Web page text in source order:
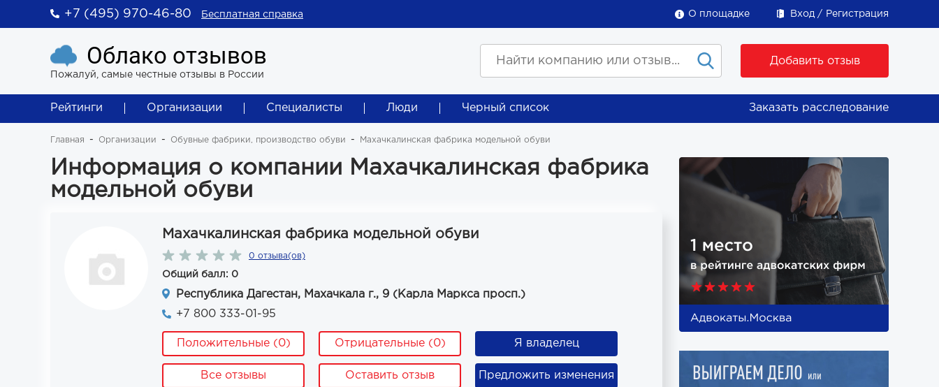
+7 (495) 970-46-80 Бесплатная справка О площадке Вход Регистрация
Облако отзывов
Пожалуй, самые честные отзывы в России
Добавить отзыв
Рейтинги Организации Специалисты Люди Черный список Заказать расследование
Главная Организации Обувные фабрики, производство обуви Махачкалинская фабрика модельной обуви
Информация о компании Махачкалинская фабрика
модельной обуви
Махачкалинская фабрика модельной обуви
0 отзыва(ов)
Общий балл: 0
Республика Дагестан, Махачкала г., 9 (Карла Маркса просп.)
+7 800 333-01-95
Положительные (0) Отрицательные (0) Я владелец
Все отзывы Оставить отзыв Предложить изменения